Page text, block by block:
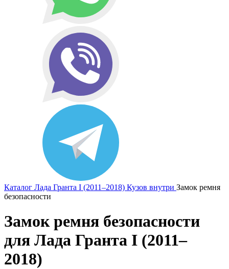
Каталог Лада Гранта I (2011–2018) Кузов внутри Замок ремня
безопасности
Замок ремня безопасности
для Лада Гранта I (2011–
2018)